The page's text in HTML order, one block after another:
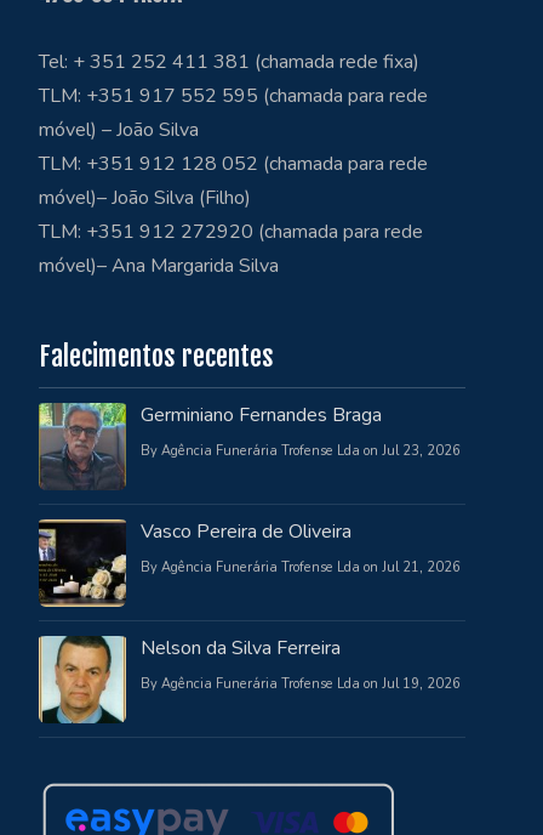
Tel: + 351 252 411 381 (chamada rede fixa)
TLM: +351 917 552 595 (chamada para rede
móvel) – João Silva
TLM: +351 912 128 052 (chamada para rede
móvel)– João Silva (Filho)
TLM: +351 912 272920 (chamada para rede
móvel)– Ana Margarida Silva
Falecimentos recentes
Germiniano Fernandes Braga
By Agência Funerária Trofense Lda on Jul 23, 2026
Vasco Pereira de Oliveira
By Agência Funerária Trofense Lda on Jul 21, 2026
Nelson da Silva Ferreira
By Agência Funerária Trofense Lda on Jul 19, 2026